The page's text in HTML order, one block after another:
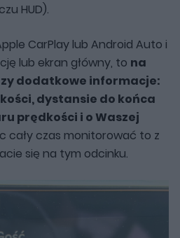
HUD).
CarPlay lub Android Auto i
lub ekran główny, to na
dodatkowe informacje:
dystansie do końca
prędkości i o Waszej
cały czas monitorować to z
się na tym odcinku.